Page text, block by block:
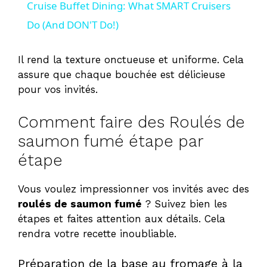
y
i
e
o
Cruise Buffet Dining: What SMART Cruisers
Do (And DON'T Do!)
Il rend la texture onctueuse et uniforme. Cela
assure que chaque bouchée est délicieuse
pour vos invités.
Comment faire des Roulés de
saumon fumé étape par
étape
Vous voulez impressionner vos invités avec des
roulés de saumon fumé ? Suivez bien les
étapes et faites attention aux détails. Cela
rendra votre recette inoubliable.
Préparation de la base au fromage à la